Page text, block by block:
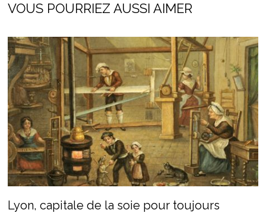
VOUS POURRIEZ AUSSI AIMER
Lyon, capitale de la soie pour toujours